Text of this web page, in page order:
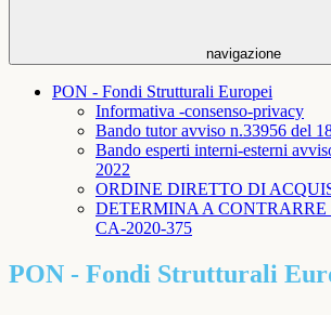
navigazione
PON - Fondi Strutturali Europei
Informativa -consenso-privacy
Bando tutor avviso n.33956 del
Bando esperti interni-esterni
2022
ORDINE DIRETTO DI
DETERMINA A CONTRARRE
CA-2020-375
PON - Fondi Strutturali